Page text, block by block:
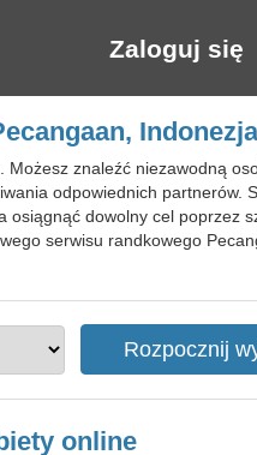
Zaloguj się
Indonezja
znaleźć niezawodną
odpowiednich partnerów.
osiągnąć dowolny cel poprzez
serwisu randkowego
online